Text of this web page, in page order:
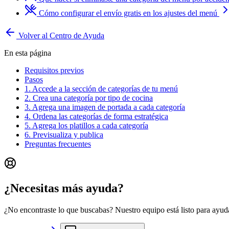
Cómo configurar el envío gratis en los ajustes del menú
Volver al Centro de Ayuda
En esta página
Requisitos previos
Pasos
1. Accede a la sección de categorías de tu menú
2. Crea una categoría por tipo de cocina
3. Agrega una imagen de portada a cada categoría
4. Ordena las categorías de forma estratégica
5. Agrega los platillos a cada categoría
6. Previsualiza y publica
Preguntas frecuentes
¿Necesitas más ayuda?
¿No encontraste lo que buscabas? Nuestro equipo está listo para